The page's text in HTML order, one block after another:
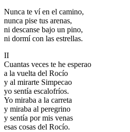
Nunca te ví en el camino,
nunca pise tus arenas,
ni descanse bajo un pino,
ni dormí con las estrellas.
II
Cuantas veces te he esperao
a la vuelta del Rocío
y al mirarte Simpecao
yo sentía escalofríos.
Yo miraba a la carreta
y miraba al peregrino
y sentía por mis venas
esas cosas del Rocío.